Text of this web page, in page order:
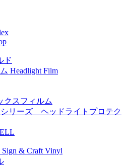
ド
Headlight Film
クスフィルム
リーズ ヘッドライトプロテク
& Craft Vinyl